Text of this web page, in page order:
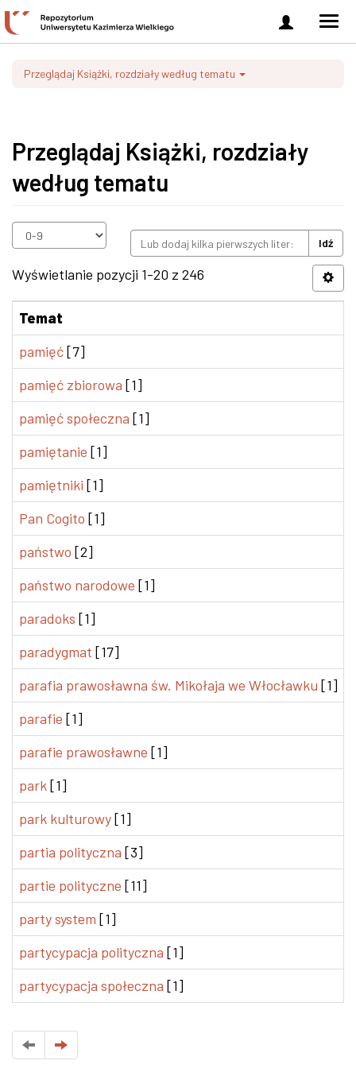
Zaloguj
się
Przeglądaj Książki, rozdziały według tematu
Przeglądaj Książki, rozdziały
według tematu
Idź
Wyświetlanie pozycji 1-20 z 246
Temat
pamięć[7]
pamięć zbiorowa [1]
pamięć społeczna [1]
pamiętanie [1]
pamiętniki [1]
Pan Cogito [1]
państwo [2]
państwo narodowe [1]
paradoks [1]
paradygmat [17]
parafia prawosławna św. Mikołaja we Włocławku [1]
parafie [1]
parafie prawosławne [1]
park[1]
park kulturowy[1]
partia polityczna [3]
partie polityczne [11]
party system [1]
partycypacja polityczna [1]
partycypacja społeczna [1]